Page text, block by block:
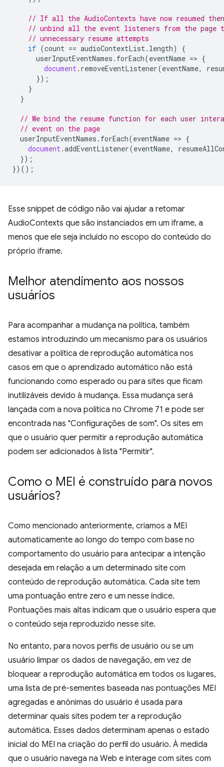
// If all the AudioContexts have now resumed
// unbind all the event listeners from the page
// unnecessary resume attempts
if (count == audioContextList. length)
{
userInputEventNames . forEach(eventName => {
document. removeEventListener(eventName,
});
}
}
// We bind the resume function for each user
// event on the page
userInputEventNames . forEach(eventName => {
document.addEventListener(eventName,
});
})();
Esse snippet de código não vai ajudar a retomar
AudioContexts que são instanciados em um iframe, a
menos que ele seja incluído no escopo do conteúdo do
próprio iframe.
Melhor atendimento aos nossos
usuários
Para acompanhar a mudança na política, também
estamos introduzindo um mecanismo para os usuários
desativar a política de reprodução automática nos
casos em que o aprendizado automático não está
funcionando como esperado ou para sites que ficam
inutilizáveis devido à mudança. Essa mudança será
lançada com a nova política no Chrome 71 e pode ser
encontrada nas "Configurações de som". Os sites em
que o usuário quer permitir a reprodução automática
podem ser adicionados à lista "Permitir".
Como o MEI é construído para novos
usuários?
Como mencionado anteriormente, criamos a MEI
automaticamente ao longo do tempo com base no
comportamento do usuário para antecipar a intenção
desejada em relação a um determinado site com
conteúdo de reprodução automática. Cada site tem
uma pontuação entre zero e um nesse índice.
Pontuações mais altas indicam que o usuário espera que
o conteúdo seja reproduzido nesse site.
No entanto, para novos perfis de usuário ou se um
usuário limpar os dados de navegação, em vez de
bloquear a reprodução automática em todos os lugares,
uma lista de pré-sementes baseada nas pontuações MEI
agregadas e anônimas do usuário é usada para
determinar quais sites podem ter a reprodução
automática. Esses dados determinam apenas o estado
inicial do MEI na criação do perfil do usuário. À medida
que o usuário navega na Web e interage com sites com